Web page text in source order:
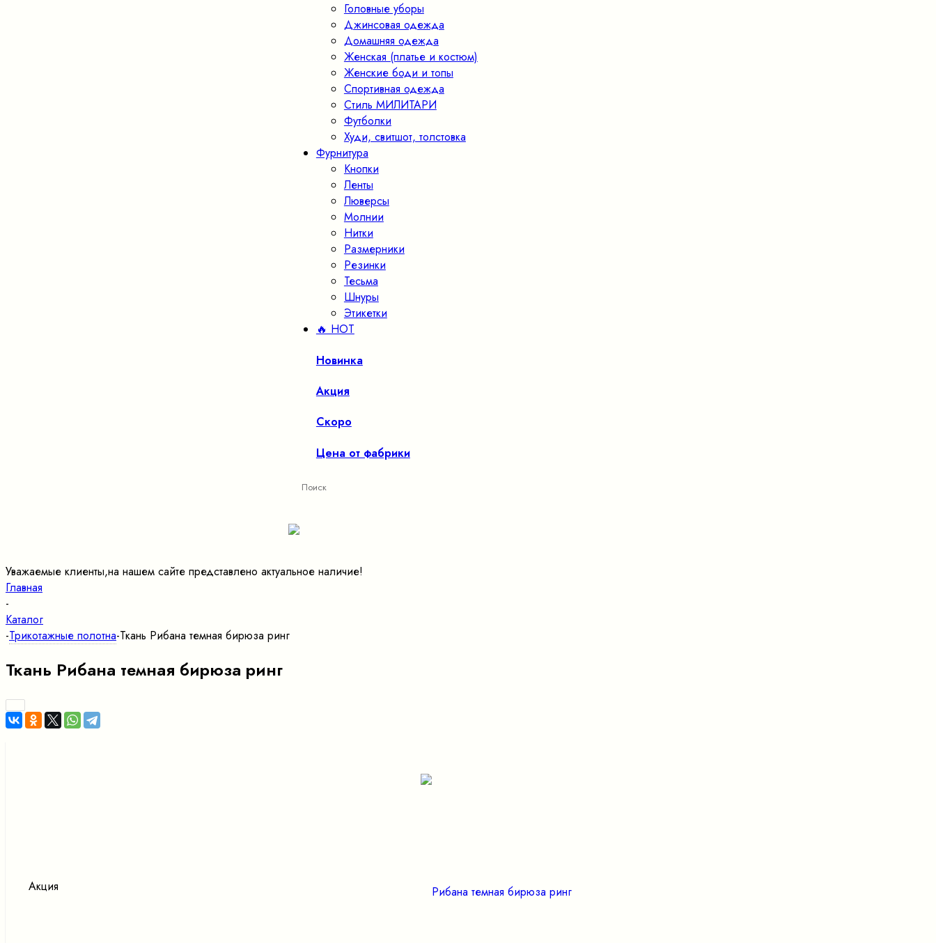
Головные уборы
Джинсовая одежда
Домашняя одежда
Женская (платье и костюм)
Женские боди и топы
Спортивная одежда
Стиль МИЛИТАРИ
Футболки
Худи, свитшот, толстовка
Фурнитура
Кнопки
Ленты
Люверсы
Молнии
Нитки
Размерники
Резинки
Тесьма
Шнуры
Этикетки
🔥 HOT
Новинка
Акция
Скоро
Цена от фабрики
Уважаемые клиенты,на нашем сайте представлено актуальное наличие!
Главная
-
Каталог
-Трикотажные полотна-Ткань Рибана темная бирюза ринг
Ткань Рибана темная бирюза ринг
Акция